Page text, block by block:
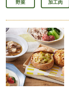
野菜 加工肉